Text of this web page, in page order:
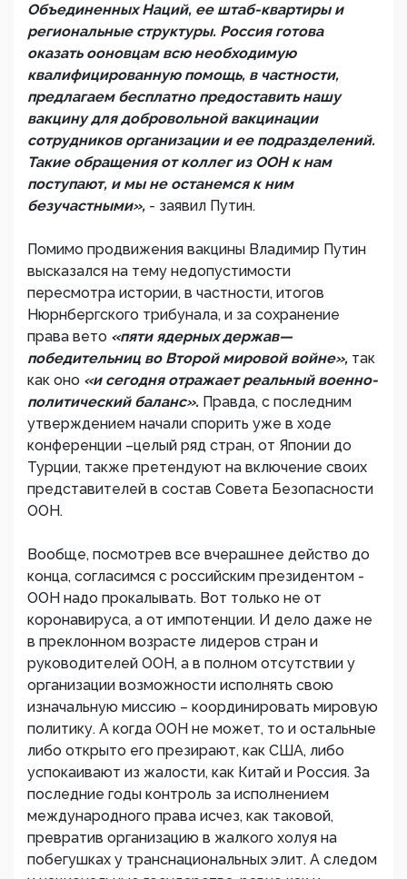
Объединенных Наций, ее штаб-квартиры и
региональные структуры. Россия готова
оказать ооновцам всю необходимую
квалифицированную помощь, в частности,
предлагаем бесплатно предоставить нашу
вакцину для добровольной вакцинации
сотрудников организации и ее подразделений.
Такие обращения от коллег из ООН к нам
поступают, и мы не останемся к ним
безучастными», - заявил Путин.
Помимо продвижения вакцины Владимир Путин
высказался на тему недопустимости
пересмотра истории, в частности, итогов
Нюрнбергского трибунала, и за сохранение
права вето «пяти ядерных держав—
победительниц во Второй мировой войне», так
как оно «и сегодня отражает реальный военно-
политический баланс». Правда, с последним
утверждением начали спорить уже в ходе
конференции –целый ряд стран, от Японии до
Турции, также претендуют на включение своих
представителей в состав Совета Безопасности
ООН.
Вообще, посмотрев все вчерашнее действо до
конца, согласимся с российским президентом -
ООН надо прокалывать. Вот только не от
коронавируса, а от импотенции. И дело даже не
в преклонном возрасте лидеров стран и
руководителей ООН, а в полном отсутствии у
организации возможности исполнять свою
изначальную миссию – координировать мировую
политику. А когда ООН не может, то и остальные
либо открыто его презирают, как США, либо
успокаивают из жалости, как Китай и Россия. За
последние годы контроль за исполнением
международного права исчез, как таковой,
превратив организацию в жалкого холуя на
побегушках у транснациональных элит. А следом